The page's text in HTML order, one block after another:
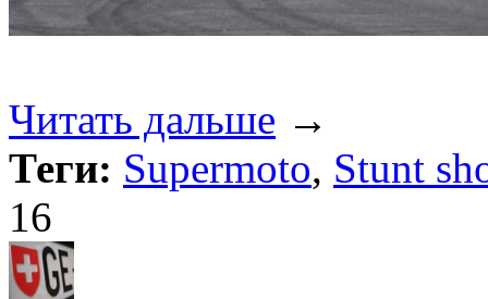
Читать дальше →
Теги: Supermoto, Stunt
16